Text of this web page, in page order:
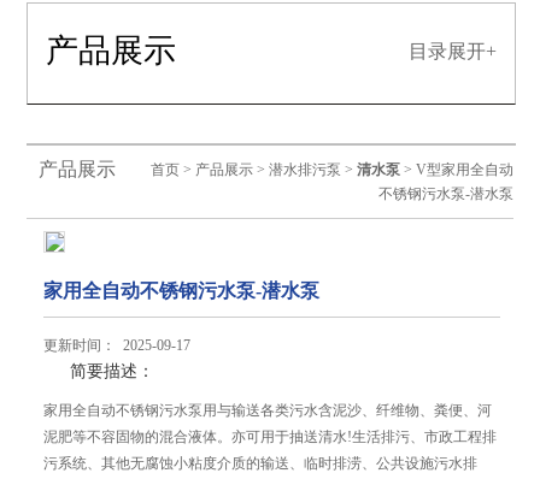
产品展示 目录展开+
产品展示 首页> 产品展示> 潜水排污泵 > 清水泵> V型家用全自动
不锈钢污水泵-潜水泵
家用全自动不锈钢污水泵-潜水泵
更新时间： 2025-09-17
简要描述：
家用全自动不锈钢污水泵用与输送各类污水含泥沙、纤维物、粪便、河
泥肥等不容固物的混合液体。亦可用于抽送清水!生活排污、市政工程排
污系统、其他无腐蚀小粘度介质的输送、临时排涝、公共设施污水排